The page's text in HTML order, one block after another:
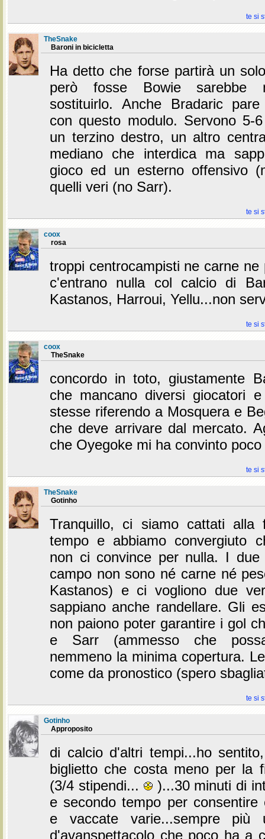
te si
TheSnake
Baroni in bicicletta
Ha detto che forse partirà un
però fosse Bowie sarebbe
sostituirlo. Anche Bradaric
con questo modulo. Servono 5-
un terzino destro, un altro
mediano che interdica ma
gioco ed un esterno offensivo
quelli veri (no Sarr).
te si
coox
rosa
troppi centrocampisti ne carne ne
c'entrano nulla col calcio di
Kastanos, Harroui, Yellu...non
te si
coox
TheSnake
concordo in toto, giustamente
che mancano diversi giocatori
stesse riferendo a Mosquera e
che deve arrivare dal mercato.
che Oyegoke mi ha convinto poco
te si
TheSnake
Gotinho
Tranquillo, ci siamo cattati alla
tempo e abbiamo convergiuto
non ci convince per nulla. I
campo non sono né carne né
Kastanos) e ci vogliono due
sappiano anche randellare. Gli
non paiono poter garantire i gol
e Sarr (ammesso che
nemmeno la minima copertura.
come da pronostico (spero
te si
Gotinho
Approposito
di calcio d'altri tempi...ho
biglietto che costa meno per la
(3/4 stipendi...
)...30 minuti di
e secondo tempo per consentire
e vaccate varie...sempre più
d'avanspettacolo che poco ha a